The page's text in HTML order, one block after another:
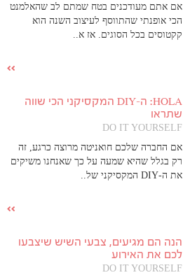
אם אתם מעודכנים בטח שמתם לב שהאלמנט
הכי אופנתי שהתווסף לעיצוב השנה הוא
קקטוסים בכל הסוגים. אז א..
HOLA: ה-DIY המקסיקני הכי שווה
שתראו
DO IT YOURSELF
אם החברה שלכם חואניטה מרוצה כרגע, זה
רק בגלל שהיא שמעה על כך שאנחנו משיקים
את ה-DIY המקסיקני של..
הנה הם מגיעים, צבעי השיש שיצבעו
לכם את האירוע
DO IT YOURSELF